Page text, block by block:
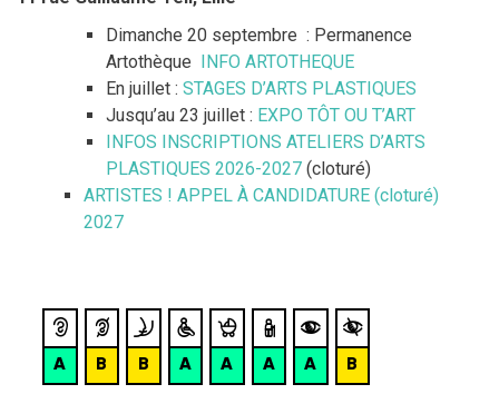
Dimanche 20 septembre : Permanence
Artothèque INFO ARTOTHEQUE
En juillet : STAGES D’ARTS PLASTIQUES
Jusqu’au 23 juillet : EXPO TÔT OU T’ART
INFOS INSCRIPTIONS ATELIERS D’ARTS
PLASTIQUES 2026-2027 (cloturé)
ARTISTES ! APPEL À CANDIDATURE (cloturé)
2027